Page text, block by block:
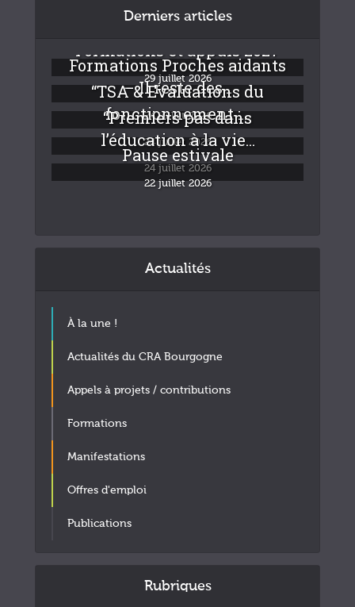
Derniers articles
Formations et appuis 2027
29 juillet 2026
Formations Proches aidants
– Il reste des...
24 juillet 2026
“TSA & Evaluations du
fonctionnement :...
24 juillet 2026
“Premiers pas dans
l’éducation à la vie...
24 juillet 2026
Pause estivale
22 juillet 2026
Actualités
À la une !
Actualités du CRA Bourgogne
Appels à projets / contributions
Formations
Manifestations
Offres d'emploi
Publications
Rubriques